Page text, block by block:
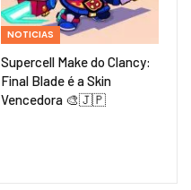
NOTICIAS
Supercell Make do Clancy:
Final Blade é a Skin
Vencedora 🎨🇯🇵